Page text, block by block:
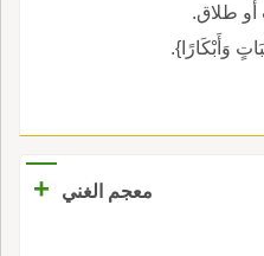
أو طلاق.
وَأَبْكَارًا}.
معجم الغني +